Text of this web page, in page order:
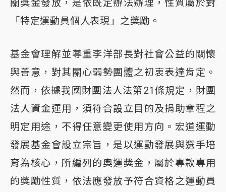
「特定運動員個人表現」之獎勵。
基金會理解並尊重李洋部長對社會公益的關懷
與善意，對其關心弱勢團體之初衷表達肯定。
然而，依據我國財團法人法第21條規定，財團
法人資金運用，須符合設立目的及捐助章程之
明定用途，不得任意變更使用方向。宏道運動
發展基金會設立宗旨，是以運動發展與選手培
育為核心，所編列的奧運獎金，屬於專款專用
的獎勵性質，依法應發放予符合資格之運動員